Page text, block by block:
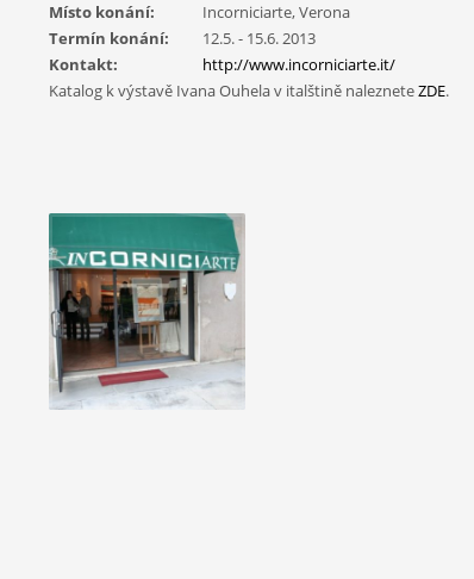
Místo konání:
Incorniciarte, Verona
Termín konání:
12.5. - 15.6. 2013
Kontakt:
http://www.incorniciarte.it/
Katalog k výstavě Ivana Ouhela v italštině nalezneteZDE.